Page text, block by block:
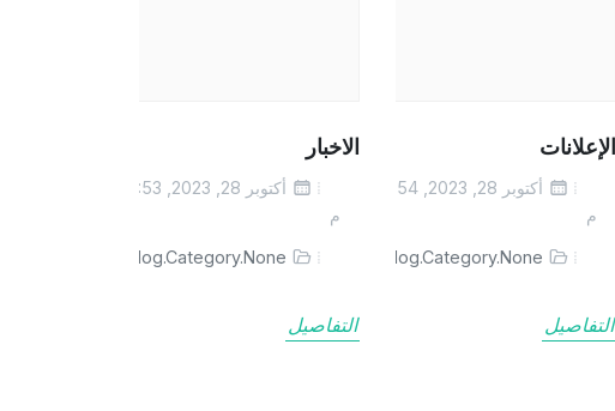
الإعلانات
أكتوبر 28, 2023, 2:54
م
blog.Category.None
التفاصيل
الاخبار
أكتوبر 28, 2023, 2:53
م
blog.Category.None
التفاصيل